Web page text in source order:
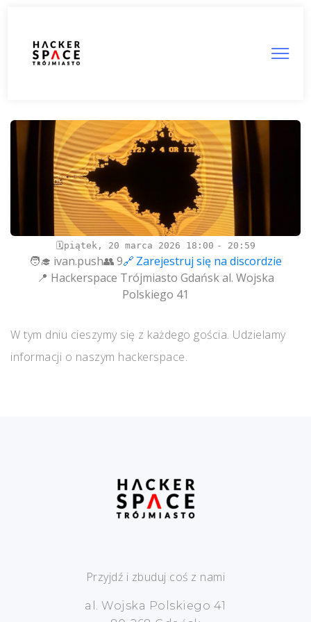
piątek, 20 marca 2026 18:00 20:59
ivan.push 9
Zarejestruj się na discordzie
Hackerspace Trójmiasto Gdańsk al. Wojska
Polskiego 41
W tym dniu cieszymy się z każdego gościa. Udzielamy
informacji o naszym hackerspace.
Przyjdź i zbuduj coś z nami
al. Wojska Polskiego 41